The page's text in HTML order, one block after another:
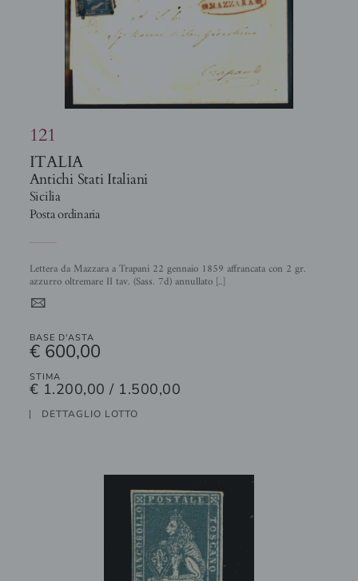
121
ITALIA
Antichi Stati Italiani
Sicilia
Posta ordinaria
Lettera da Mazzara a Trapani 22 gennaio 1859 affrancata con 2 gr.
azzurro oltremare II tav. (Sass. 7d) annullato [..]
4
BASE D'ASTA
€ 600,00
STIMA
€ 1.200,00 / 1.500,00
DETTAGLIO LOTTO